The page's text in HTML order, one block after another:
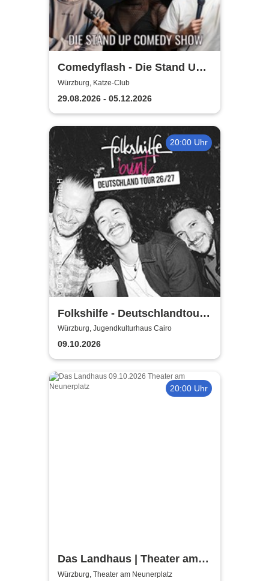
Comedyflash - Die Stand Up
Comedy Show in Würzburg
Würzburg, Katze-Club
29.08.2026 - 05.12.2026
20:00 Uhr
Folkshilfe - Deutschlandtour
2026/2027
Würzburg, Jugendkulturhaus Cairo
09.10.2026
20:00 Uhr
Das Landhaus | Theater am
Neunerplatz
Würzburg, Theater am Neunerplatz